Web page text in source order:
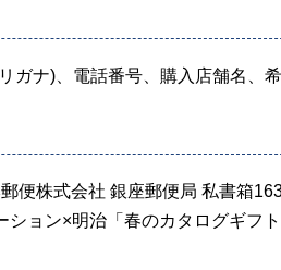
ガナ)、電話番号、購入店舗名、
便株式会社 銀座郵便局 私書箱
ション×明治「春のカタログギフ